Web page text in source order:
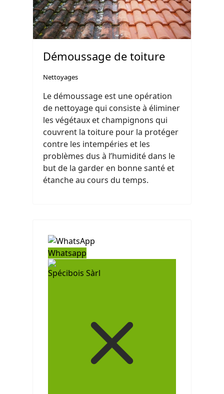
Démoussage de toiture
Nettoyages
Le démoussage est une opération
de nettoyage qui consiste à éliminer
les végétaux et champignons qui
couvrent la toiture pour la protéger
contre les intempéries et les
problèmes dus à l’humidité dans le
but de la garder en bonne santé et
étanche au cours du temps.
Whatsapp
Spécibois Sàrl